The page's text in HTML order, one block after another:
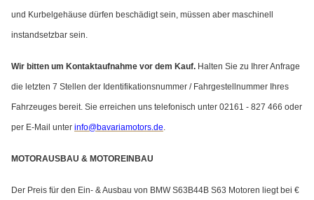
und Kurbelgehäuse dürfen beschädigt sein, müssen aber maschinell
instandsetzbar sein.
Wir bitten um Kontaktaufnahme vor dem Kauf. Halten Sie zu Ihrer Anfrage
die letzten 7 Stellen der Identifikationsnummer / Fahrgestellnummer Ihres
Fahrzeuges bereit. Sie erreichen uns telefonisch unter 02161 - 827 466 oder
per E-Mail unter info@bavariamotors.de.
MOTORAUSBAU & MOTOREINBAU
Der Preis für den Ein- & Ausbau von BMW S63B44B S63 Motoren liegt bei €